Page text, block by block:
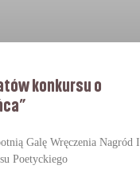
konkursu o
Galę Wręczenia Nagród I
Poetyckiego